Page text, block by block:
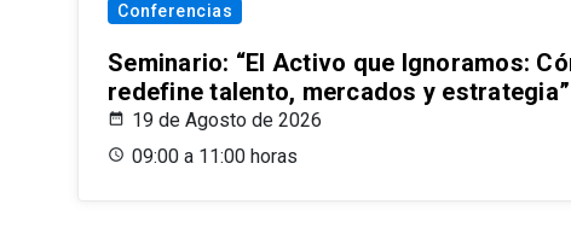
Conferencias
Seminario: “El Activo que Ignoramos:
redefine talento, mercados y estrategia”
19 de Agosto de 2026
09:00 a 11:00 horas